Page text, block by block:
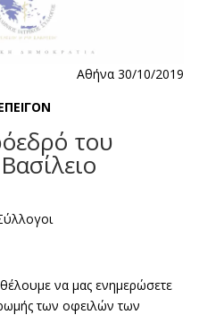
Αθήνα 30/10/2019
του
να μας ενημερώσετε
των οφειλών των